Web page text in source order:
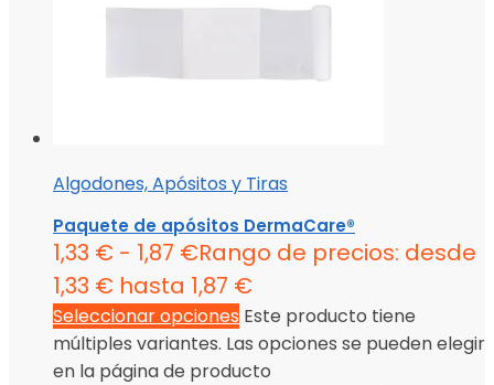
Algodones, Apósitos y Tiras
Paquete de apósitos DermaCare®
1,33 € - 1,87 €Rango de precios: desde
1,33 € hasta 1,87 €
Seleccionar opciones Este producto tiene
múltiples variantes. Las opciones se pueden elegir
en la página de producto